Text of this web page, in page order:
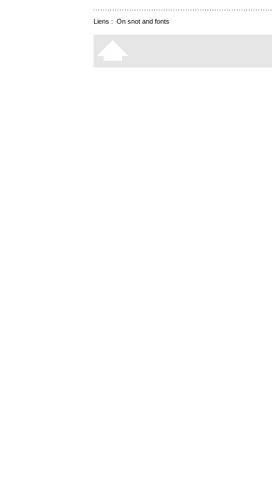
Liens : On snot and fonts